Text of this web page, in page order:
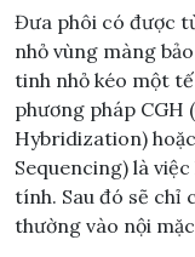
Đưa phôi có được
nhỏ vùng màng
tinh nhỏ kéo một
phương pháp CGH
Hybridization)
Sequencing) là
tính. Sau đó sẽ chỉ
thường vào nội